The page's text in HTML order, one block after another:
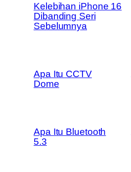
Kelebihan iPhone 16
Dibanding Seri
Sebelumnya
Apa Itu CCTV
Dome
Apa Itu Bluetooth
5.3